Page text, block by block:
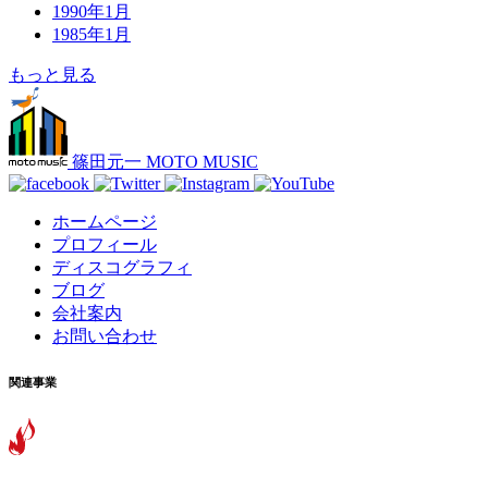
1990年1月
1985年1月
もっと見る
篠田元一 MOTO MUSIC
ホームページ
プロフィール
ディスコグラフィ
ブログ
会社案内
お問い合わせ
関連事業